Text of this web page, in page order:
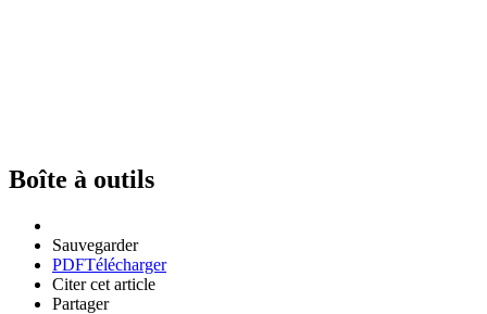
Boîte à outils
Sauvegarder
PDFTélécharger
Citer cet article
Partager